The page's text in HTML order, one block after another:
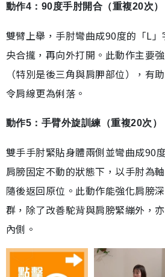
動作4：90度手肘開合（重複20次）
雙臂上舉，手肘彎曲成90度的「L
央合攏，再向外打開。此動作主要
（特別是後三角與肩胛部位），有
令肩線更為俐落。
動作5：手臂外旋訓練（重複20次）
雙手手肘緊貼身體兩側並彎曲成90
肩膀固定不動的狀態下，以手肘為
隨後返回原位。此動作能強化肩膀
群，除了改善駝背與肩膀緊繃外，
內側。